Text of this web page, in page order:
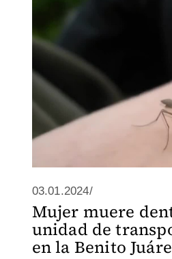
03.01.2024/
Mujer muere
unidad de
en la Benito